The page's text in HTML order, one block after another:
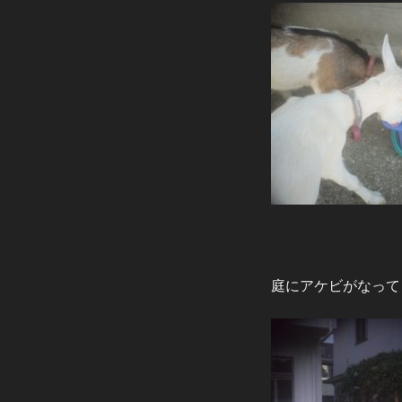
庭にアケビがなっ